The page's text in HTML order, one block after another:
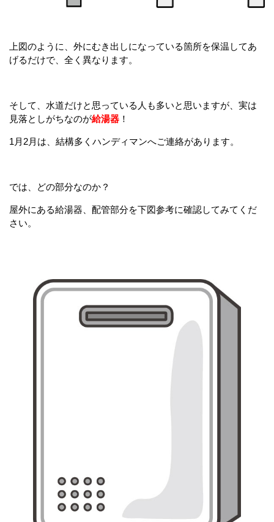
上図のように、外にむき出しになっている箇所を保温してあ
げるだけで、全く異なります。
そして、水道だけと思っている人も多いと思いますが、実は
見落としがちなのが給湯器 ！
1月2月は、結構多くハンディマンへご連絡があります。
では、どの部分なのか？
屋外にある給湯器、配管部分を下図参考に確認してみてくだ
さい。